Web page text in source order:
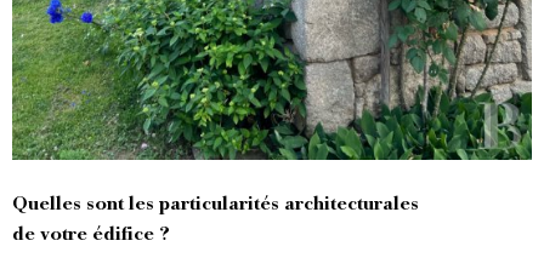
Quelles sont les particularités architecturales
de votre édifice ?